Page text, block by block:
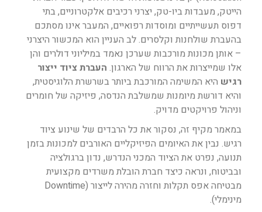
הייטק, מעבדות ביו-טק, יצרני רכיבים אלקטרוניים, בתי
דפוס תעשייתיים ומוסדות רפואיים, המעבר אינו מסתכם
בהעברת שולחנות וקלסרים. לב העניין הוא המכשור היצרני
– אותן מכונות מורכבות שערכן נאמד במיליוני דולרים והן
אלו שמייצרות את הרווח של הארגון. העברת ציוד ייצור
רגיש היא המשימה המורכבת ביותר בשרשרת הלוגיסטית,
והיא דורשת מיומנות שמשלבת הנדסה, פיזיקה של חומרים
וניהול פרויקטים מדויק.
במאמר מקיף זה, נסקור את כל הרבדים של שינוע ציוד
רגיש. נבין את האיומים הפיזיקליים האורבים למכונות בזמן
תנועה, נפרט את הציוד המכני הנדרש, נדון ברגולציה
ובביטוח, ונראה כיצד חברת הובלת משרדים מקצועית
מבטיחה אפס תקלות וחזרה מהירה לייצור (Downtime
מינימלי).